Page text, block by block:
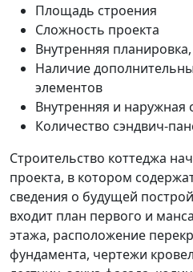
Площадь строения
Сложность проекта
Внутренняя
Наличие
элементов
Внутренняя и наружная
Количество сэндвич-
Строительство коттеджа
проекта, в котором
сведения о будущей
входит план первого и
этажа, расположение
фундамента, чертежи